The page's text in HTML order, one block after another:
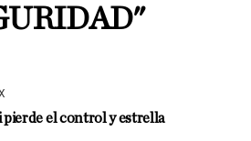
pierde el control y estrella